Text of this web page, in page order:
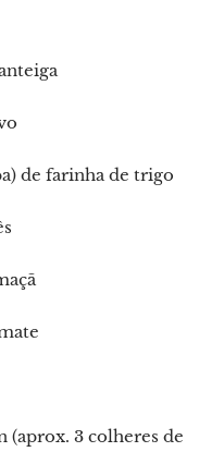
de farinha de trigo
(aprox. 3 colheres de